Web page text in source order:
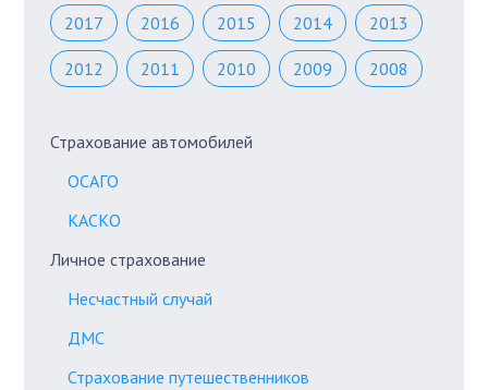
2017 2016 2015 2014 2013
2012 2011 2010 2009 2008
Страхование автомобилей
ОСАГО
КАСКО
Личное страхование
Несчастный случай
ДМС
Страхование путешественников